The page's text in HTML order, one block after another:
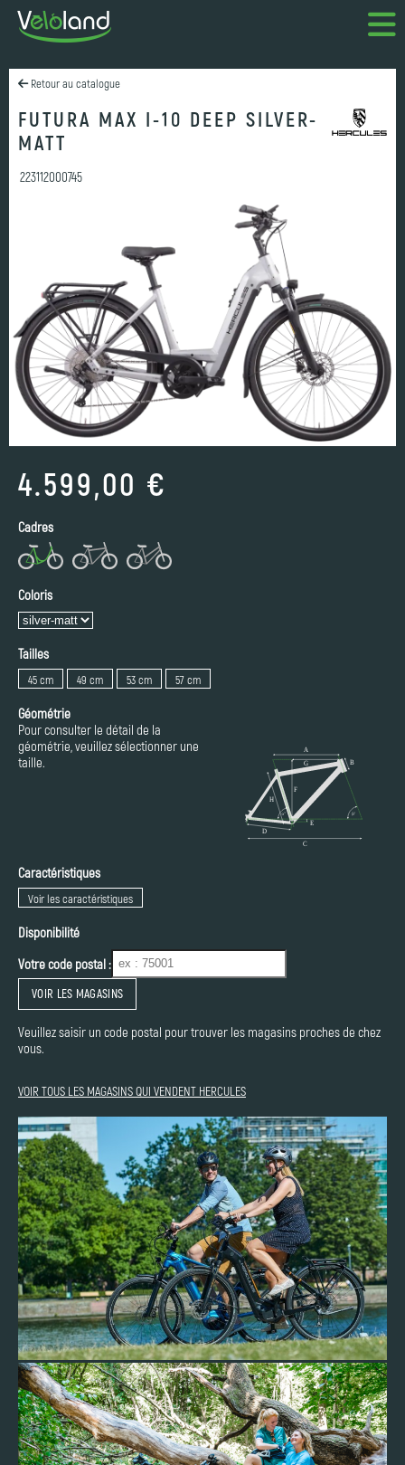
Retour au catalogue
FUTURA MAX I-10 DEEP SILVER-
MATT
223112000745
4.599,00 €
Cadres
Coloris
Tailles
45 cm 49 cm 53 cm 57 cm
Géométrie
Pour consulter le détail de la
géométrie, veuillez sélectionner une
taille.
Caractéristiques
Voir les caractéristiques
Disponibilité
Votre code postal :
VOIR LES MAGASINS
Veuillez saisir un code postal pour trouver les magasins proches de chez
vous.
VOIR TOUS LES MAGASINS QUI VENDENT HERCULES